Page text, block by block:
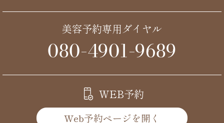
美容予約専用ダイヤル
080-4901-9689
WEB予約
Web予約ページを開く